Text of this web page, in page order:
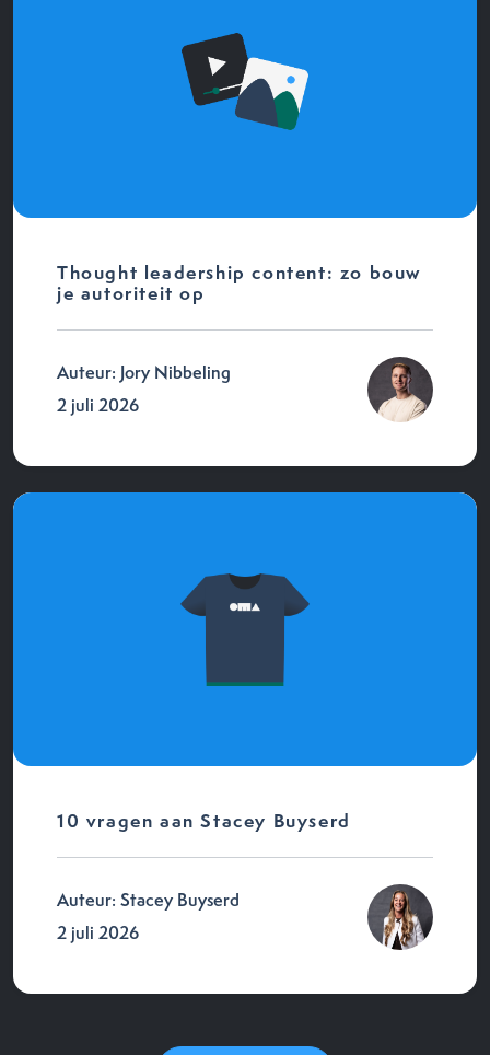
Thought leadership content: zo bouw
je autoriteit op
Auteur: Jory Nibbeling
2 juli 2026
10 vragen aan Stacey Buyserd
Auteur: Stacey Buyserd
2 juli 2026